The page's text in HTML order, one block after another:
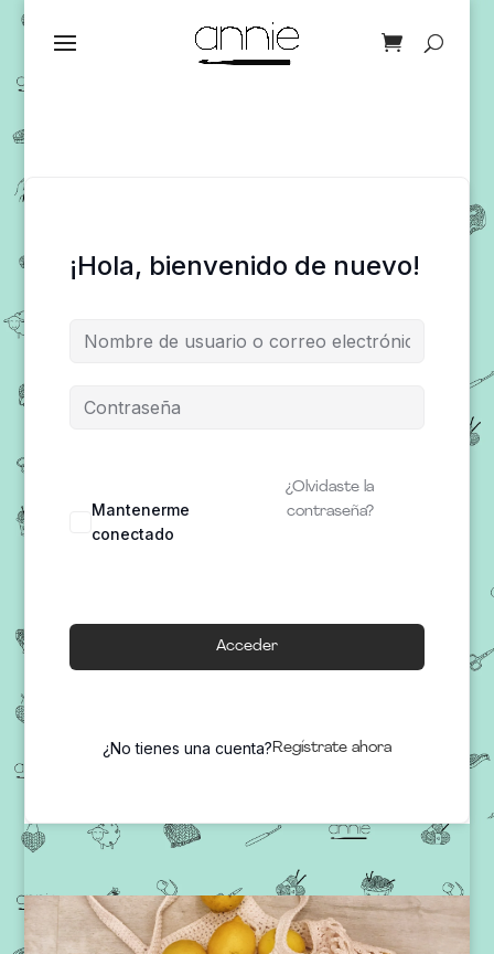
¡Hola, bienvenido de nuevo!
Mantenerme
conectado
¿Olvidaste la
contraseña?
Acceder
¿No tienes una cuenta?Regístrate ahora